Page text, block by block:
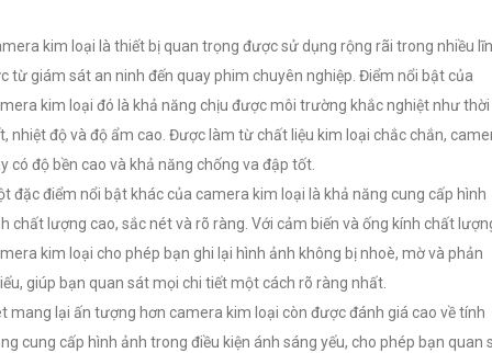
kim loại là thiết bị quan trọng được sử dụng rộng rãi trong nhiều
từ giám sát an ninh đến quay phim chuyên nghiệp. Điểm nổi bật của
kim loại đó là khả năng chịu được môi trường khắc nghiệt như thời
nhiệt độ và độ ẩm cao. Được làm từ chất liệu kim loại chắc chắn,
có độ bền cao và khả năng chống va đập tốt.
đặc điểm nổi bật khác của camera kim loại là khả năng cung cấp hình
chất lượng cao, sắc nét và rõ ràng. Với cảm biến và ống kính chất
kim loại cho phép bạn ghi lại hình ảnh không bị nhoè, mờ và phản
giúp bạn quan sát mọi chi tiết một cách rõ ràng nhất.
mang lại ấn tượng hơn camera kim loại còn được đánh giá cao về tính
cung cấp hình ảnh trong điều kiện ánh sáng yếu, cho phép bạn quan